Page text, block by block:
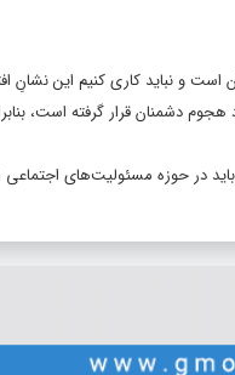
و نباید کاری کنیم این نشانِ
دشمنان قرار گرفته است،
در حوزه مسئولیت‌های